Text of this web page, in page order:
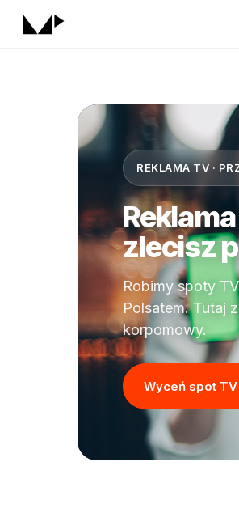
REKLAMA TV ·
zlecisz
Robimy spoty
Polsatem. Tutaj
korpomowy.
Wyceń spot